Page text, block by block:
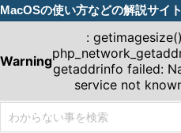
MacOSの使い方などの解説サイト
Warning
:
getaddrinfo failed:
service not